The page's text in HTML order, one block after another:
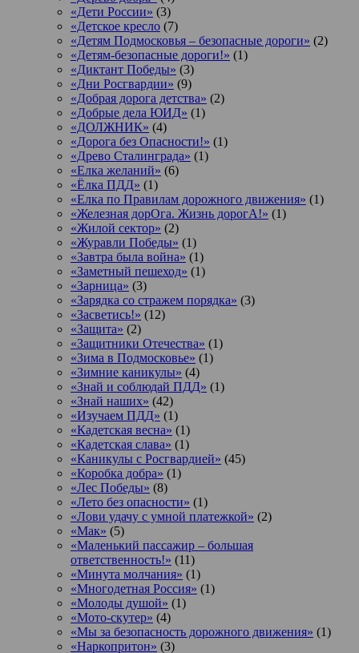
«Дети России» (3)
«Детское кресло (7)
«Детям Подмосковья – безопасные дороги» (2)
«Детям-безопасные дороги!» (1)
«Диктант Победы» (3)
«Дни Росгвардии» (9)
«Добрая дорога детства» (2)
«Добрые дела ЮИД» (1)
«ДОЛЖНИК» (4)
«Дорога без Опасности!» (1)
«Древо Сталинграда» (1)
«Елка желаний» (6)
«Ёлка ПДД» (1)
«Елка по Правилам дорожного движения» (1)
«Железная дорОга. Жизнь дорогА!» (1)
«Жилой сектор» (2)
«Журавли Победы» (1)
«Завтра была война» (1)
«Заметный пешеход» (1)
«Зарница» (3)
«Зарядка со стражем порядка» (3)
«Засветись!» (12)
«Защита» (2)
«Защитники Отечества» (1)
«Зима в Подмосковье» (1)
«Зимние каникулы» (4)
«Знай и соблюдай ПДД» (1)
«Знай наших» (42)
«Изучаем ПДД» (1)
«Кадетская весна» (1)
«Кадетская слава» (1)
«Каникулы с Росгвардией» (45)
«Коробка добра» (1)
«Лес Победы» (8)
«Лето без опасности» (1)
«Лови удачу с умной платежкой» (2)
«Мак» (5)
«Маленький пассажир – большая
ответственность!» (11)
«Минута молчания» (1)
«Многодетная Россия» (1)
«Молоды душой» (1)
«Мото-скутер» (4)
«Мы за безопасность дорожного движения» (1)
«Наркопритон» (3)